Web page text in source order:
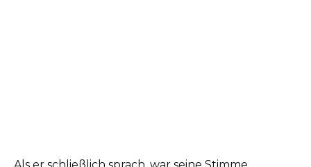
Als er schließlich sprach, war seine Stimme